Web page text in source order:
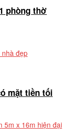
phòng thờ
mặt tiền tối